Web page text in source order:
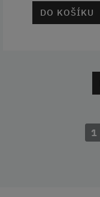
DO KOŠÍKU
1